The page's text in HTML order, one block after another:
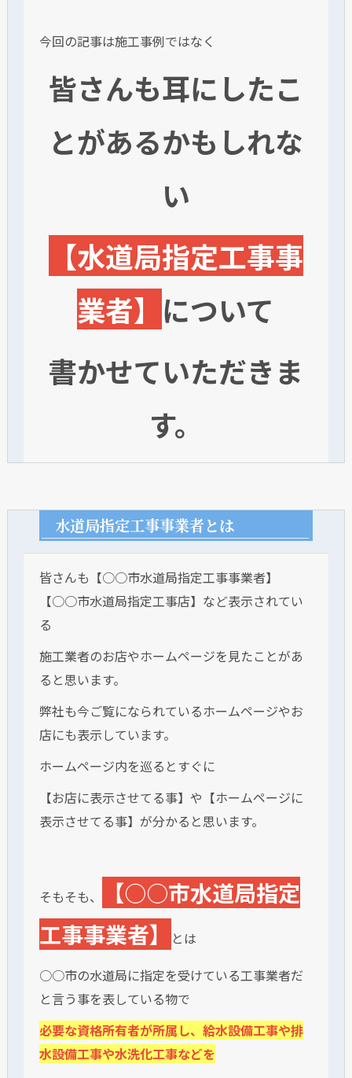
今回の記事は施工事例ではなく
皆さんも耳にしたこ
とがあるかもしれな
い
【水道局指定工事事
業者】 について
書かせていただきま
す。
水道局指定工事事業者とは
皆さんも【○○市水道局指定工事事業者】
【○○市水道局指定工事店】など表示されてい
る
施工業者のお店やホームページを見たことがあ
ると思います。
弊社も今ご覧になられているホームページやお
店にも表示しています。
ホームページ内を巡るとすぐに
【お店に表示させてる事】や【ホームページに
表示させてる事】が分かると思います。
そもそも、
【○○市水道局指定
工事事業者】
とは
○○市の水道局に指定を受けている工事業者だ
と言う事を表している物で
必要な資格所有者が所属し、給水設備工事や排
水設備工事や水洗化工事などを